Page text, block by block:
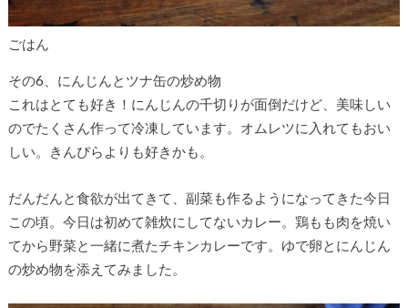
ごはん
その6、にんじんとツナ缶の炒め物
これはとても好き！にんじんの千切りが面倒だけど、美味しい
のでたくさん作って冷凍しています。オムレツに入れてもおい
しい。きんぴらよりも好きかも。
だんだんと食欲が出てきて、副菜も作るようになってきた今日
この頃。今日は初めて雑炊にしてないカレー。鶏もも肉を焼い
てから野菜と一緒に煮たチキンカレーです。ゆで卵とにんじん
の炒め物を添えてみました。